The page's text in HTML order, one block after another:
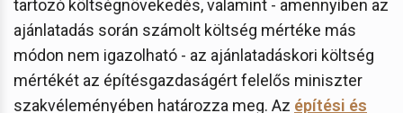
tartozó költségnövekedés, valamint - amennyiben az
ajánlatadás során számolt költség mértéke más
módon nem igazolható - az ajánlatadáskori költség
mértékét az építésgazdaságért felelős miniszter
szakvéleményében határozza meg. Az építési és